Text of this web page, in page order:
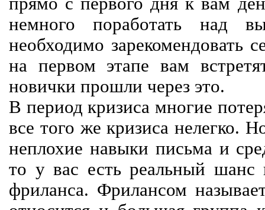
немного поработать над
необходимо зарекомендовать
на первом этапе вам
новички прошли через это.
В период кризиса многие
все того же кризиса нелегко.
неплохие навыки письма и
то у вас есть реальный шанс
фриланса. Фрилансом